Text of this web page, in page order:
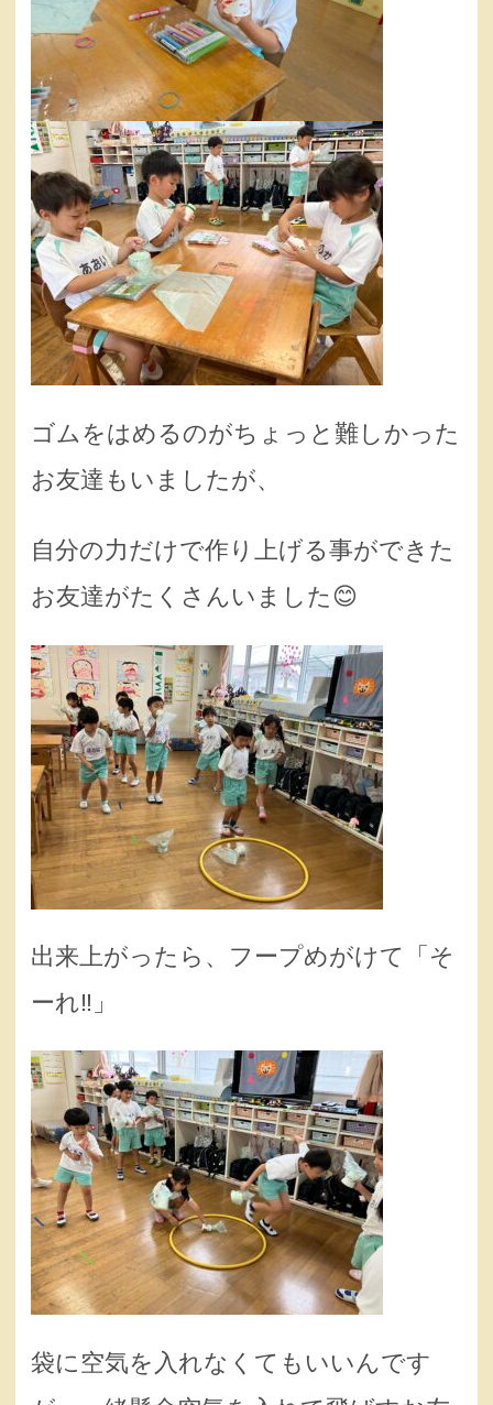
ゴムをはめるのがちょっと難しかった
お友達もいましたが、
自分の力だけで作り上げる事ができた
お友達がたくさんいました😊
出来上がったら、フープめがけて「そ
ーれ‼️」
袋に空気を入れなくてもいいんです